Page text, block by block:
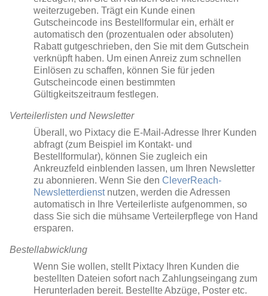
weiterzugeben. Trägt ein Kunde einen
Gutscheincode ins Bestellformular ein, erhält er
automatisch den (prozentualen oder absoluten)
Rabatt gutgeschrieben, den Sie mit dem Gutschein
verknüpft haben. Um einen Anreiz zum schnellen
Einlösen zu schaffen, können Sie für jeden
Gutscheincode einen bestimmten
Gültigkeitszeitraum festlegen.
Verteilerlisten und Newsletter
Überall, wo Pixtacy die E-Mail-Adresse Ihrer Kunden
abfragt (zum Beispiel im Kontakt- und
Bestellformular), können Sie zugleich ein
Ankreuzfeld einblenden lassen, um Ihren Newsletter
zu abonnieren. Wenn Sie den CleverReach-
Newsletterdienstnutzen, werden die Adressen
automatisch in Ihre Verteilerliste aufgenommen, so
dass Sie sich die mühsame Verteilerpflege von Hand
ersparen.
Bestellabwicklung
Wenn Sie wollen, stellt Pixtacy Ihren Kunden die
bestellten Dateien sofort nach Zahlungseingang zum
Herunterladen bereit. Bestellte Abzüge, Poster etc.